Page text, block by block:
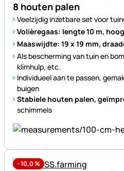
8 houten palen
Veelzijdig inzetbare set voor
Volièregaas: lengte 10 m,
Maaswijdte: 19 x 19 mm,
Als bescherming van tuin en
klimhulp, etc.
Individueel aan te passen,
buigen
Stabiele houten palen,
schimmels
-10,0%